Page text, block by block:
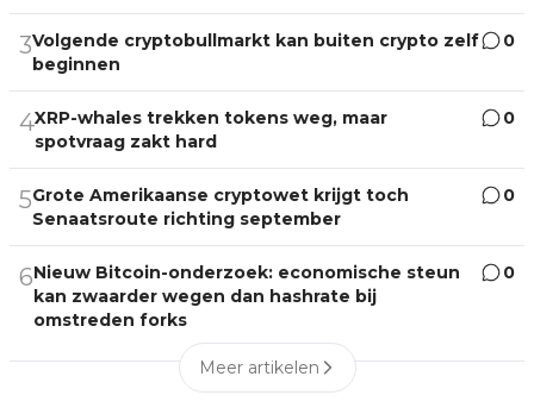
3Volgende cryptobullmarkt kan buiten crypto zelf
beginnen
0
4XRP-whales trekken tokens weg, maar
spotvraag zakt hard
0
5Grote Amerikaanse cryptowet krijgt toch
Senaatsroute richting september
0
6Nieuw Bitcoin-onderzoek: economische steun
kan zwaarder wegen dan hashrate bij
omstreden forks
0
Meer artikelen